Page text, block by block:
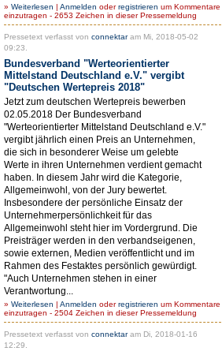
» Weiterlesen | Anmelden oderregistrieren um Kommentare
einzutragen - 2653 Zeichen in dieser Pressemeldung
Pressetext verfasst von connektaram Mi, 2018-05-02
09:23.
Bundesverband "Werteorientierter
Mittelstand Deutschland e.V." vergibt
"Deutschen Wertepreis 2018"
Jetzt zum deutschen Wertepreis bewerben
02.05.2018 Der Bundesverband
"Werteorientierter Mittelstand Deutschland e.V."
vergibt jährlich einen Preis an Unternehmen,
die sich in besonderer Weise um gelebte
Werte in ihren Unternehmen verdient gemacht
haben. In diesem Jahr wird die Kategorie,
Allgemeinwohl, von der Jury bewertet.
Insbesondere der persönliche Einsatz der
Unternehmerpersönlichkeit für das
Allgemeinwohl steht hier im Vordergrund. Die
Preisträger werden in den verbandseigenen,
sowie externen, Medien veröffentlicht und im
Rahmen des Festaktes persönlich gewürdigt.
"Auch Unternehmen stehen in einer
Verantwortung...
» Weiterlesen | Anmelden oderregistrieren um Kommentare
einzutragen - 2504 Zeichen in dieser Pressemeldung
Pressetext verfasst von connektaram Di, 2018-01-16
12:29.